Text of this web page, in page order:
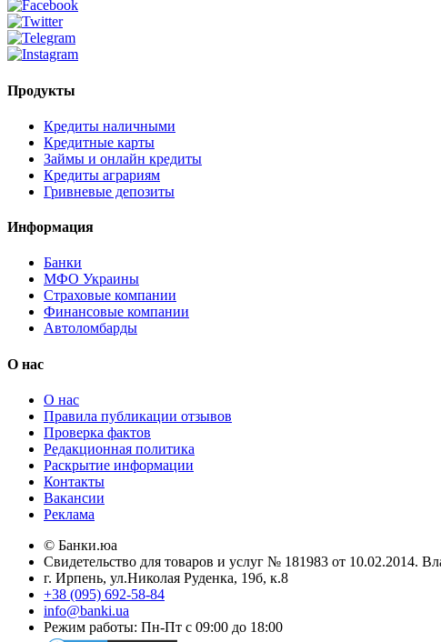
Продукты
Кредиты наличными
Кредитные карты
Займы и онлайн кредиты
Кредиты аграриям
Гривневые депозиты
Информация
Банки
МФО Украины
Страховые компании
Финансовые компании
Автоломбарды
О нас
О нас
Правила публикации отзывов
Проверка фактов
Редакционная политика
Раскрытие информации
Контакты
Вакансии
Реклама
© Банки.юа
Свидетельство для товаров и услуг № 181983 от 10.02.2014.
г. Ирпень, ул.Николая Руденка, 19б, к.8
+38 (095) 692-58-84
info@banki.ua
Режим работы: Пн-Пт с 09:00 до 18:00